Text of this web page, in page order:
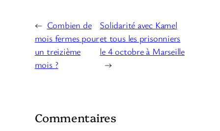
← Combien de
mois fermes pour
un treizième
mois ?
Solidarité avec Kamel
et tous les prisonniers
le 4 octobre à Marseille
→
Commentaires